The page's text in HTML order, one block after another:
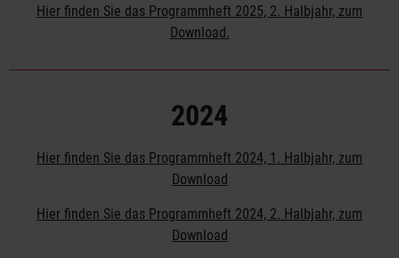
Hier finden Sie das Programmheft 2025, 2. Halbjahr, zum
Download.
2024
Hier finden Sie das Programmheft 2024, 1. Halbjahr, zum
Download
Hier finden Sie das Programmheft 2024, 2. Halbjahr, zum
Download